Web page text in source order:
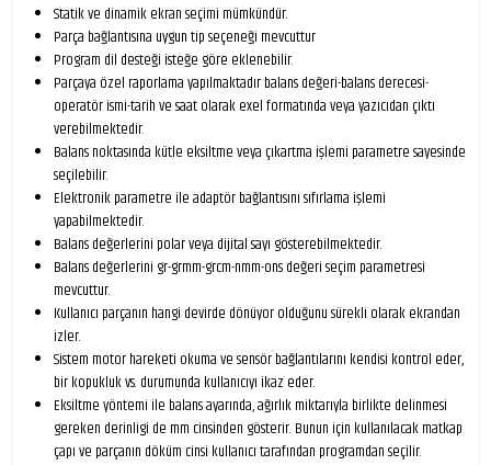
Statik ve dinamik ekran seçimi mümkündür.
Parça bağlantısına uygun tip seçeneği mevcuttur
Program dil desteği isteğe göre eklenebilir.
Parçaya özel raporlama yapılmaktadır balans değeri-balans derecesi-
operatör ismi-tarih ve saat olarak exel formatında veya yazıcıdan çıktı
verebilmektedir.
Balans noktasında kütle eksiltme veya çıkartma işlemi parametre sayesinde
seçilebilir.
Elektronik parametre ile adaptör bağlantısını sıfırlama işlemi
yapabilmektedir.
Balans değerlerini polar veya dijital sayı gösterebilmektedir.
Balans değerlerini gr-grmm-grcm-nmm-ons değeri seçim parametresi
mevcuttur.
Kullanıcı parçanın hangi devirde dönüyor olduğunu sürekli olarak ekrandan
izler.
Sistem motor hareketi okuma ve sensör bağlantılarını kendisi kontrol eder,
bir kopukluk vs. durumunda kullanıcıyı ikaz eder.
Eksiltme yöntemi ile balans ayarında, ağırlık miktarıyla birlikte delinmesi
gereken derinligi de mm cinsinden gösterir. Bunun için kullanılacak matkap
çapı ve parçanın döküm cinsi kullanıcı tarafından programdan seçilir.